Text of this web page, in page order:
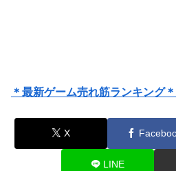
＊最新ゲーム売れ筋ランキング＊
X
LINE